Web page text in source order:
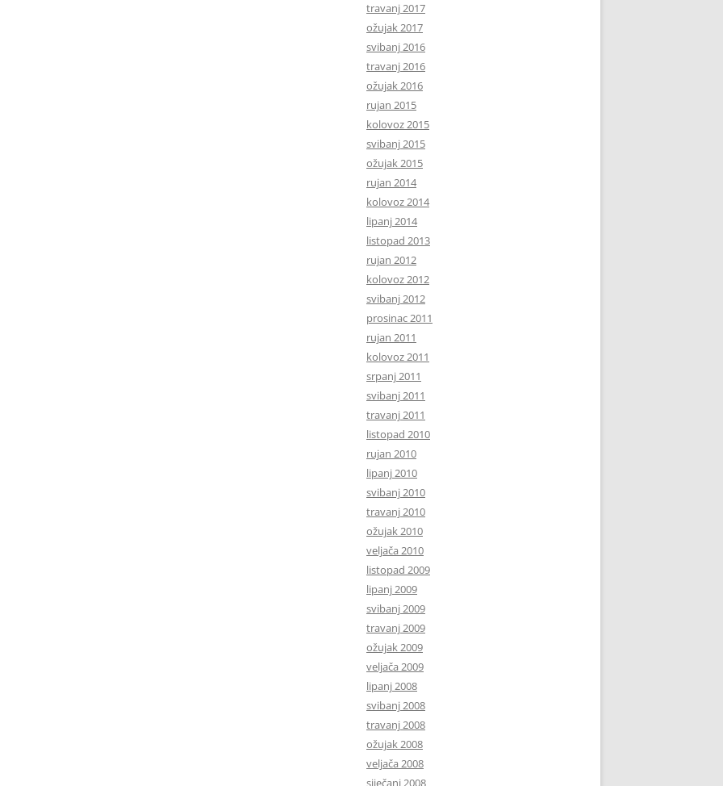
travanj 2017
ožujak 2017
svibanj 2016
travanj 2016
ožujak 2016
rujan 2015
kolovoz 2015
svibanj 2015
ožujak 2015
rujan 2014
kolovoz 2014
lipanj 2014
listopad 2013
rujan 2012
kolovoz 2012
svibanj 2012
prosinac 2011
rujan 2011
kolovoz 2011
srpanj 2011
svibanj 2011
travanj 2011
listopad 2010
rujan 2010
lipanj 2010
svibanj 2010
travanj 2010
ožujak 2010
veljača 2010
listopad 2009
lipanj 2009
svibanj 2009
travanj 2009
ožujak 2009
veljača 2009
lipanj 2008
svibanj 2008
travanj 2008
ožujak 2008
veljača 2008
siječanj 2008